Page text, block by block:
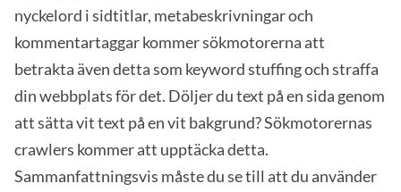
nyckelord i sidtitlar, metabeskrivningar och
kommentartaggar kommer sökmotorerna att
betrakta även detta som keyword stuffing och straffa
din webbplats för det. Döljer du text på en sida genom
att sätta vit text på en vit bakgrund? Sökmotorernas
crawlers kommer att upptäcka detta.
Sammanfattningsvis måste du se till att du använder